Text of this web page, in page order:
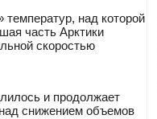
температур, над которой
часть Арктики
скоростью
и продолжает
снижением объемов